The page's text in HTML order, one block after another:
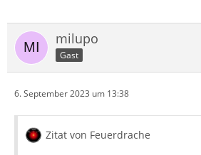
Bitdefender
dieser unnötigen Systembremse
Badware ist für alle möglichen
milupo
Gast
6. September 2023 um 13:38
Zitat von Feuerdrache